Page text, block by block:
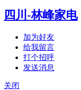
四川-林峰家电
加为好友
给我留言
打个招呼
发送消息
关闭